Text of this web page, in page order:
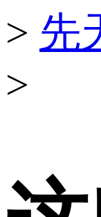
> 先
>